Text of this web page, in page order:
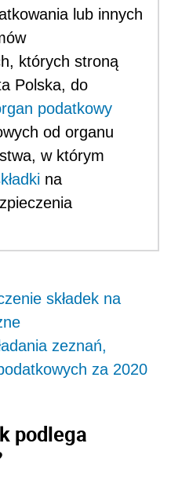
lub innych
których stroną
Polska, do
podatkowy
od organu
w którym
na
składek na
zeznań,
za 2020
podlega